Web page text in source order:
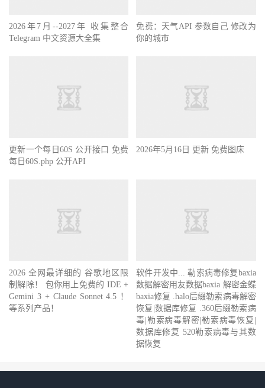
2026年7月--2027年 收集整合
Telegram 中文资源大全集
免费：天气API 参数自己 修改为
你的城市
更新一个每日60S 公开接口 免费
每日60S.php 公开API
2026年5月16日 更新 免费图床
2026 全网最详细的 谷歌地区限
制解除！ 包你用上免费的 IDE +
Gemini 3 + Claude Sonnet 4.5 ！
等系列产品！
软件开发中... 勒索病毒修复baxia
数据解密用友数据baxia 解密金蝶
baxia修复 .halo后缀勒索病毒解密
恢复|数据库修复 .360后缀勒索病
毒|勒索病毒解密|勒索病毒恢复|
数据库修复 520勒索病毒与其数
据恢复